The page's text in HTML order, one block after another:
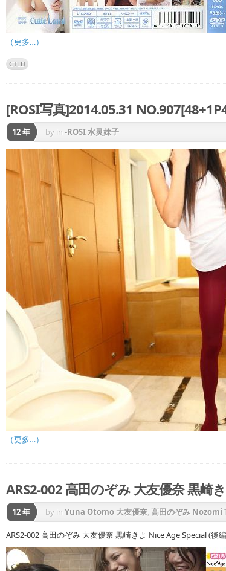
（更多…）
CTLD
[ROSI写真]2014.05.31
12 年 by in -ROSI 水灵妹子
（更多…）
ARS2-002 高田のぞみ 大友優奈 黒崎
12 年 by in Yuna Otomo 大友優奈, 高田のぞみ Nozomi
ARS2-002 高田のぞみ 大友優奈 黒崎きよ Nice Age Special (後